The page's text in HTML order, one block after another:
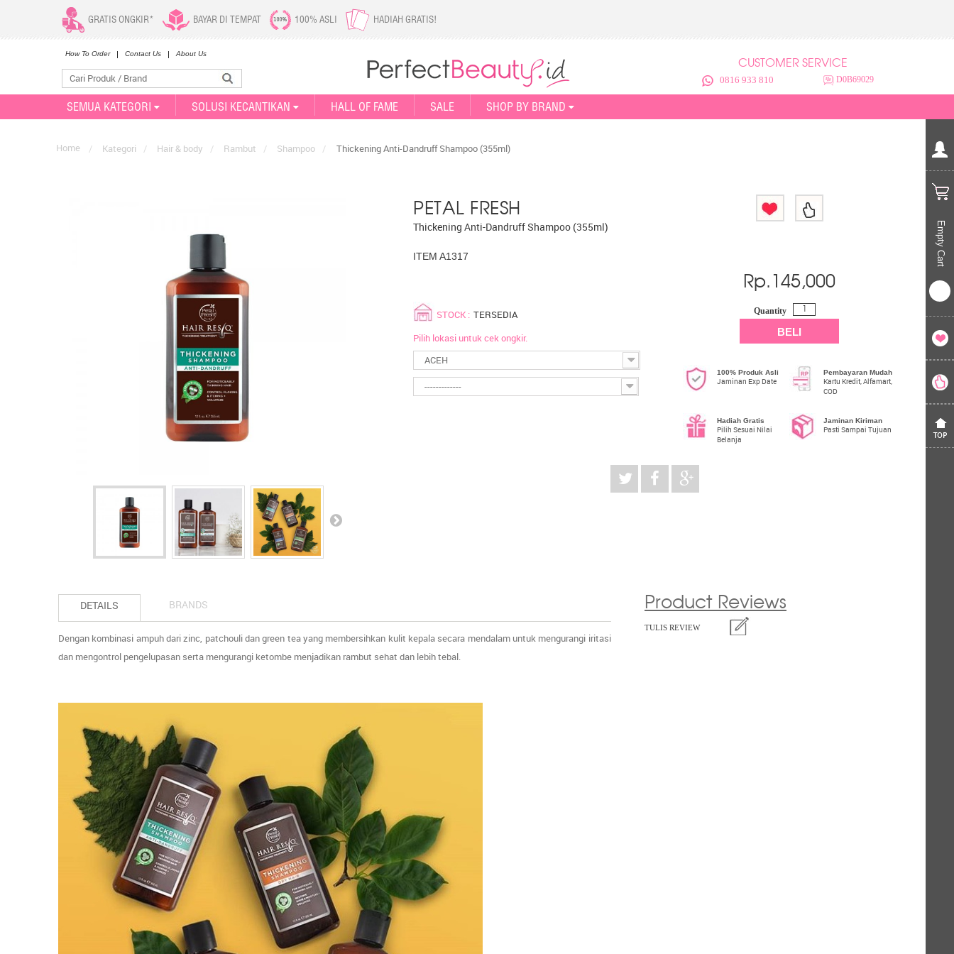
Empty Cart
GRATIS ONGKIR* BAYAR DI TEMPAT 100% ASLI HADIAH GRATIS!
How To Order Contact Us About Us
CUSTOMER SERVICE
0816 933 810 D0B69029
SEMUA KATEGORI SOLUSI KECANTIKAN HALL OF FAME SALE SHOP BY BRAND
Home / Kategori / Hair & body / Rambut / Shampoo / Thickening Anti-Dandruff Shampoo (355ml)
PETAL FRESH
Thickening Anti-Dandruff Shampoo (355ml)
ITEM A1317
STOCK : TERSEDIA
Pilih lokasi untuk cek ongkir.
ACEH
-------------
Rp. 145,000
Quantity
BELI
100% Produk Asli
Jaminan Exp Date
Pembayaran Mudah
Kartu Kredit, Alfamart,
COD
Hadiah Gratis
Pilih Sesuai Nilai
Belanja
Jaminan Kiriman
Pasti Sampai Tujuan
Product Reviews
TULIS REVIEW
DETAILS BRANDS
Dengan kombinasi ampuh dari zinc, patchouli dan green tea yang membersihkan kulit kepala secara mendalam untuk mengurangi iritasi
dan mengontrol pengelupasan serta mengurangi ketombe menjadikan rambut sehat dan lebih tebal.